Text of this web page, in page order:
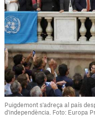
Puigdemont s'adreça al país
d'independència. Foto: Europa